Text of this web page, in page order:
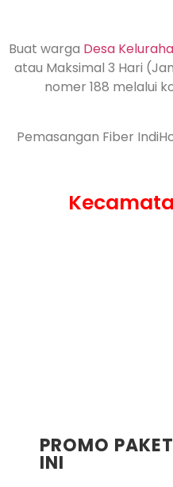
Buat warga Desa
atau Maksimal 3 Hari
nomer 188 melalui
Pemasangan Fiber
PROMO
INI